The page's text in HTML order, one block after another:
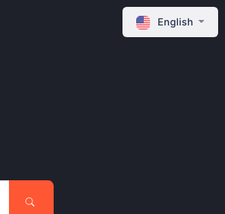
English